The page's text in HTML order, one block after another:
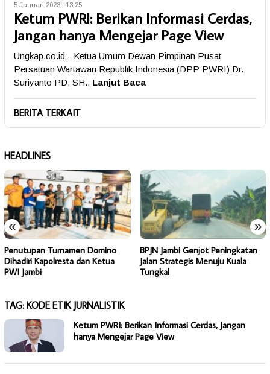
5 Januari 2023 | 13:25
Ketum PWRI: Berikan Informasi Cerdas,
Jangan hanya Mengejar Page View
Ungkap.co.id - Ketua Umum Dewan Pimpinan Pusat
Persatuan Wartawan Republik Indonesia (DPP PWRI) Dr.
Suriyanto PD, SH., Lanjut Baca
BERITA TERKAIT
HEADLINES
« »
Penutupan Turnamen Domino
Dihadiri Kapolresta dan Ketua
PWI Jambi
BPJN Jambi Genjot Peningkatan
Jalan Strategis Menuju Kuala
Tungkal
TAG: KODE ETIK JURNALISTIK
Ketum PWRI: Berikan Informasi Cerdas, Jangan
hanya Mengejar Page View